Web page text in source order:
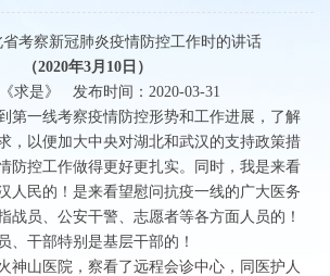
考察新冠肺炎疫情防控工作时的讲话
（2020年3月10日）
求是》 发布时间：2020-03-31
第一线考察疫情防控形势和工作进展，了解
，以便加大中央对湖北和武汉的支持政策措
防控工作做得更好更扎实。同时，我是来看
人民的！是来看望慰问抗疫一线的广大医务
战员、公安干警、志愿者等各方面人员的！
、干部特别是基层干部的！
神山医院，察看了远程会诊中心，同医护人